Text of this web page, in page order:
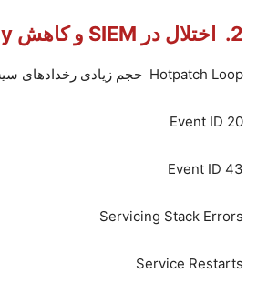
2. اختلال در SIEM و کاهش
Hotpatch Loop حجم زیادی رخدادهای
Event ID 20
Event ID 43
Servicing Stack Errors
Service Restarts